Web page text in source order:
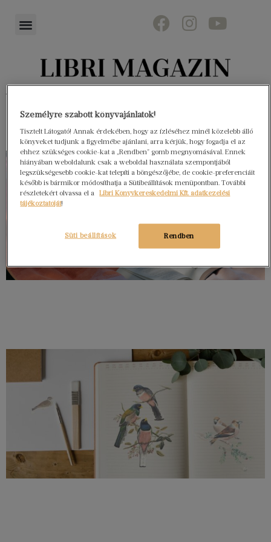
Személyre szabott könyvajánlatok!
Tisztelt Látogató! Annak érdekében, hogy az ízléséhez minél közelebb álló
könyveket tudjunk a figyelmébe ajánlani, arra kérjük, hogy fogadja el az
ehhez szükséges cookie-kat a „Rendben” gomb megnyomásával. Ennek
hiányában weboldalunk csak a weboldal használata szempontjából
legszükségesebb cookie-kat telepíti a böngészőjébe, de cookie-preferenciáit
később is bármikor módosíthatja a Sütibeállítások menüpontban. További
részletekért olvassa el a
Libri Könyvkereskedelmi Kft. adatkezelési
tájékoztatóját!
Rendben
Süti beállítások